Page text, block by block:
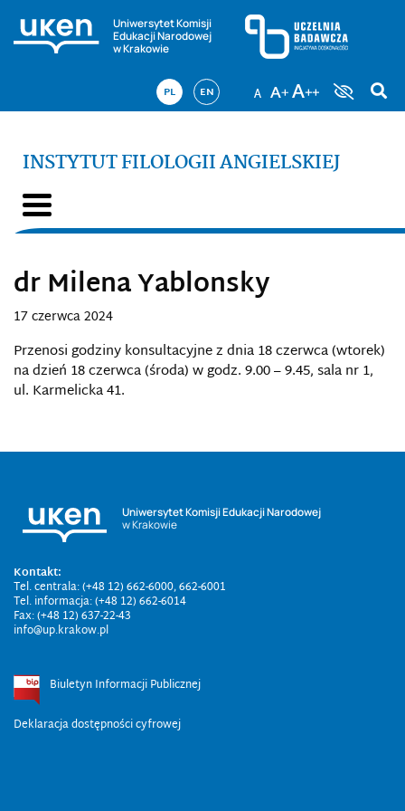
Uniwersytet Komisji
Edukacji Narodowej
w Krakowie
PL EN
INSTYTUT FILOLOGII ANGIELSKIEJ
dr Milena Yablonsky
17 czerwca 2024
Przenosi godziny konsultacyjne z dnia 18 czerwca (wtorek)
na dzień 18 czerwca (środa) w godz. 9.00 – 9.45, sala nr 1,
ul. Karmelicka 41.
Uniwersytet Komisji Edukacji Narodowej
w Krakowie
Kontakt:
Tel. centrala: (+48 12) 662-6000, 662-6001
Tel. informacja: (+48 12) 662-6014
Fax: (+48 12) 637-22-43
info@up.krakow.pl
Biuletyn Informacji Publicznej
Deklaracja dostępności cyfrowej